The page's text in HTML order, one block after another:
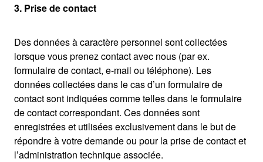
3. Prise de contact
Des données à caractère personnel sont collectées
lorsque vous prenez contact avec nous (par ex.
formulaire de contact, e-mail ou téléphone). Les
données collectées dans le cas d’un formulaire de
contact sont indiquées comme telles dans le formulaire
de contact correspondant. Ces données sont
enregistrées et utilisées exclusivement dans le but de
répondre à votre demande ou pour la prise de contact et
l’administration technique associée.